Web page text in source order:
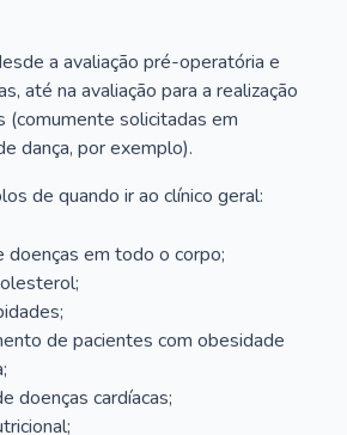
a avaliação pré-operatória e
até na avaliação para a realização
(comumente solicitadas em
dança, por exemplo).
de quando ir ao clínico geral:
doenças em todo o corpo;
de pacientes com obesidade
doenças cardíacas;